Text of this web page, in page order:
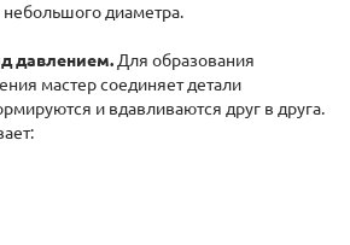
диаметра.
давлением. Для образования
мастер соединяет детали
и вдавливаются друг в друга.